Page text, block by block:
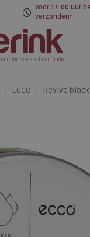
Voor 14:00 uur
verzonden*
ECCO Revive black